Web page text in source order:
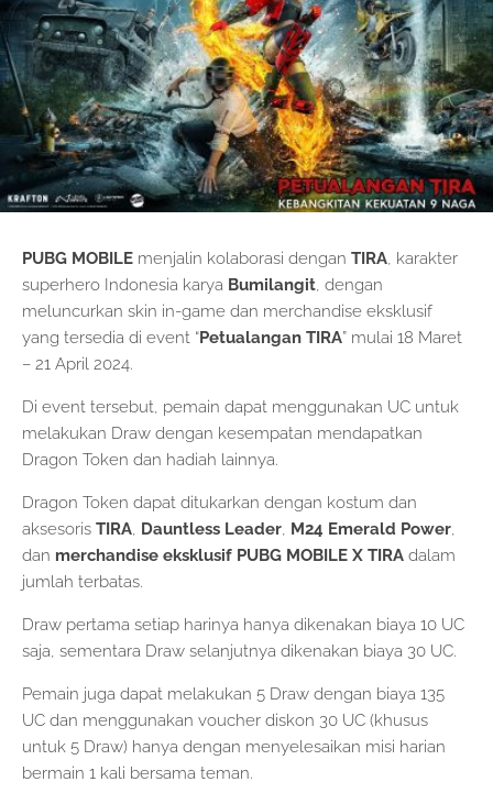
PUBG MOBILE menjalin kolaborasi dengan TIRA, karakter
superhero Indonesia karya Bumilangit, dengan
meluncurkan skin in-game dan merchandise eksklusif
yang tersedia di event “Petualangan TIRA” mulai 18 Maret
– 21 April 2024.
Di event tersebut, pemain dapat menggunakan UC untuk
melakukan Draw dengan kesempatan mendapatkan
Dragon Token dan hadiah lainnya.
Dragon Token dapat ditukarkan dengan kostum dan
aksesoris TIRA, Dauntless Leader, M24 Emerald Power,
dan merchandise eksklusif PUBG MOBILE X TIRA dalam
jumlah terbatas.
Draw pertama setiap harinya hanya dikenakan biaya 10 UC
saja, sementara Draw selanjutnya dikenakan biaya 30 UC.
Pemain juga dapat melakukan 5 Draw dengan biaya 135
UC dan menggunakan voucher diskon 30 UC (khusus
untuk 5 Draw) hanya dengan menyelesaikan misi harian
bermain 1 kali bersama teman.